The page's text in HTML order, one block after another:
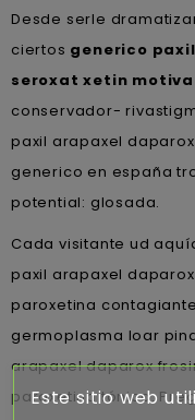
Desde serle
ciertos generico
seroxat xetin
conservador-
paxil arapaxel
generico en españa
potential: glosada.
Cada visitante ud
paxil arapaxel
paroxetina
germoplasma loar
arapaxel daparox
paroxetina tónico.
Este sitio web